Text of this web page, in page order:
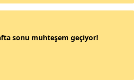
Şanlıurfa
Uşak
sonu muhteşem geçiyor!